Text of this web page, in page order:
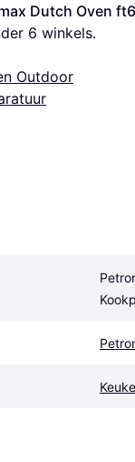
Dutch Oven
6 winkels.
Outdoor